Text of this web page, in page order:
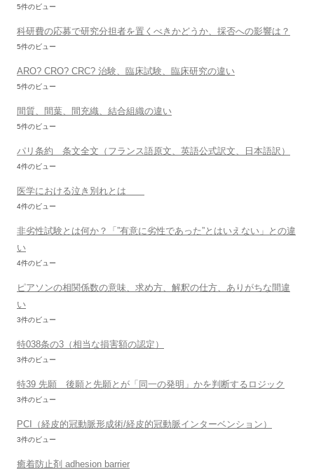
5件のビュー
科研費の応募で研究分担者を置くべきかどうか、採否への影響は？
5件のビュー
ARO? CRO? CRC? 治験、臨床試験、臨床研究の違い
5件のビュー
間質、間葉、間充織、結合組織の違い
5件のビュー
パリ条約 条文全文（フランス語原文、英語公式訳文、日本語訳）
4件のビュー
医学における泣き別れとは
4件のビュー
非劣性試験とは何か？「”有意に劣性であった”とはいえない」との違
い
4件のビュー
ピアソンの相関係数の意味、求め方、解釈の仕方、ありがちな間違
い
3件のビュー
特038条の3（相当な損害額の認定）
3件のビュー
特39 先願 後願と先願とが「同一の発明」かを判断するロジック
3件のビュー
PCI（経皮的冠動脈形成術/経皮的冠動脈インターベンション）
3件のビュー
癒着防止剤 adhesion barrier